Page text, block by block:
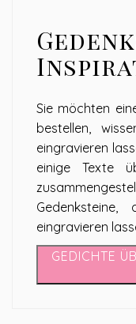
Sie möchten
bestellen,
eingravieren
einige Texte
eingravieren
GEDICHTE